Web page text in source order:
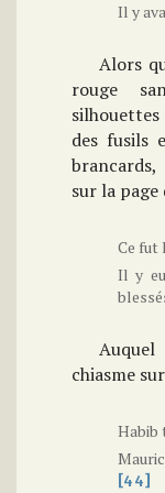
Il y
Alors
rouge
des fusils
sur la page
Ce fut
Il y
chiasme
Habib
[44]